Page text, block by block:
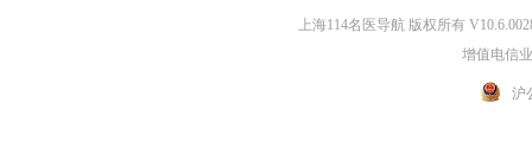
上海114名医导航 版权所有
增值电信
沪